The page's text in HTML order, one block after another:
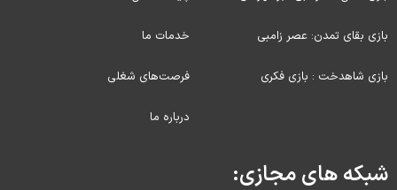
بازی بقای تمدن: عصر زامبی
بازی شاهدخت : بازی فکری
خدمات ما
فرصت‌های شغلی
درباره ما
شبکه های مجازی: